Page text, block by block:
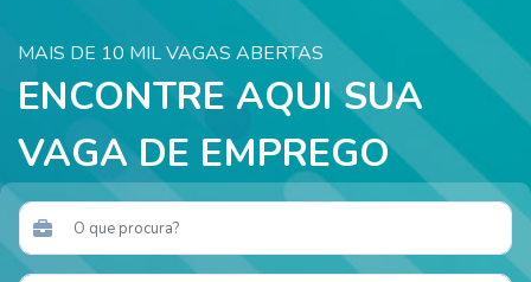
MAIS DE 10 MIL VAGAS ABERTAS
ENCONTRE AQUI SUA
VAGA DE EMPREGO